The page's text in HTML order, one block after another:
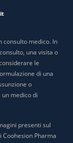
consulto medico. In
una visita o
le
di una
o
medico di
presenti sul
Coohesion Pharma